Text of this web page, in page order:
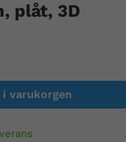
plåt, 3D
i varukorgen